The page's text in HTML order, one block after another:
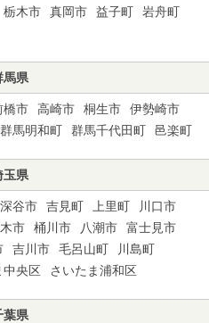
栃木市 真岡市 益子町
岩舟町
馬県
橋市 高崎市 桐生市
伊勢崎市
群馬明和町 群馬千代田町 邑楽町
玉県
深谷市 吉見町 上里町
川口市
市 桶川市 八潮市
富士見市
吉川市 毛呂山町
川島町
中央区 さいたま浦和区
葉県